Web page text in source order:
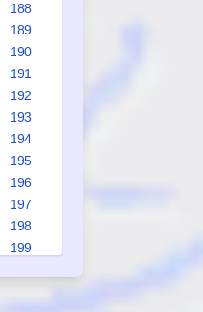
188
189
190
191
192
193
194
195
196
197
198
199